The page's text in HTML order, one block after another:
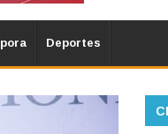
Deportes